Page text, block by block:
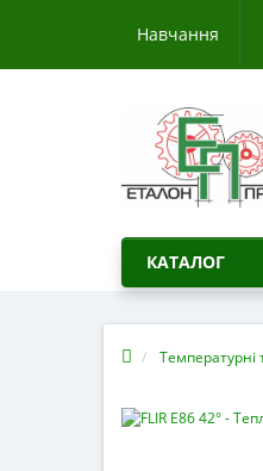
Навчання
КАТАЛОГ
Температурні